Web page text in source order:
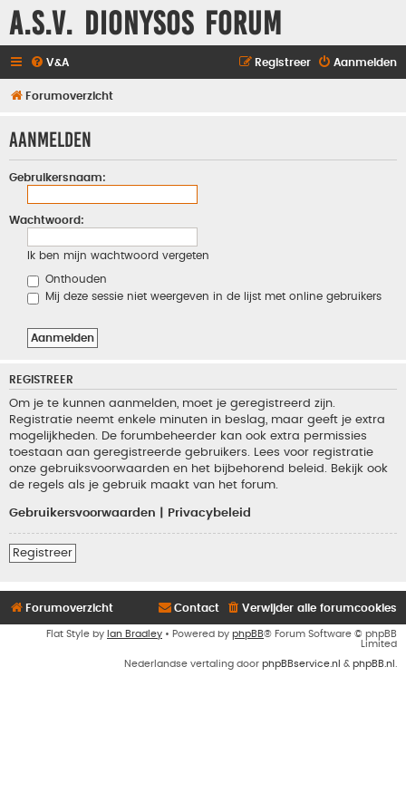
A.S.V. Dionysos Forum
V&A Aanmelden
Registreer
Forumoverzicht
Aanmelden
Gebruikersnaam:
Wachtwoord:
Ik ben mijn wachtwoord vergeten
Onthouden
Mij deze sessie niet weergeven in de lijst met online gebruikers
REGISTREER
Om je te kunnen aanmelden, moet je geregistreerd zijn.
Registratie neemt enkele minuten in beslag, maar geeft je extra
mogelijkheden. De forumbeheerder kan ook extra permissies
toestaan aan geregistreerde gebruikers. Lees voor registratie
onze gebruiksvoorwaarden en het bijbehorend beleid. Bekijk ook
de regels als je gebruik maakt van het forum.
Gebruikersvoorwaarden Privacybeleid
Registreer
Forumoverzicht Verwijder alle forumcookies
Contact
Flat Style by Ian Bradley • Powered by phpBB® Forum Software © phpBB
Limited
Nederlandse vertaling door phpBBservice.nl & phpBB.nl .